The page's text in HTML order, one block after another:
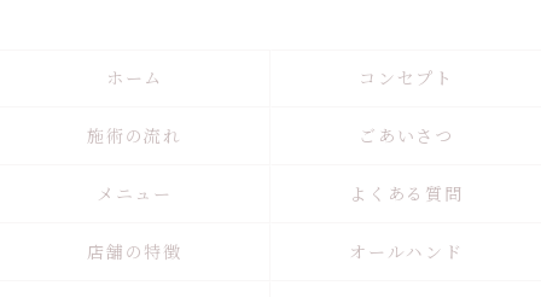
ホーム コンセプト
施術の流れ ごあいさつ
メニュー よくある質問
店舗の特徴 オールハンド